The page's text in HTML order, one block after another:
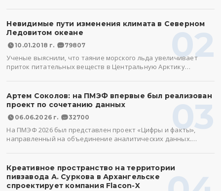
02
Невидимые пути изменения климата в Северном
Ледовитом океане
10.01.2018 г. 79807
Ученые выяснили, что таяние морского льда увеличивает
приток питательных веществ в Центральную Арктику…
03
Артем Соколов: на ПМЭФ впервые был реализован
проект по сочетанию данных
06.06.2026 г. 32700
На ПМЭФ 2026 был представлен проект «Цифры и факты»,
направленный на объединение аналитических данных.…
Креативное пространство на территории
пивзавода А. Суркова в Архангельске
спроектирует компания Flacon-X